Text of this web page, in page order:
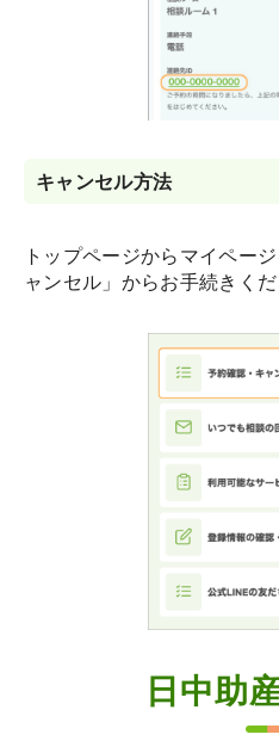
キャンセル方法
トップページからマイペー
ャンセル」からお手続きくだ
日中助